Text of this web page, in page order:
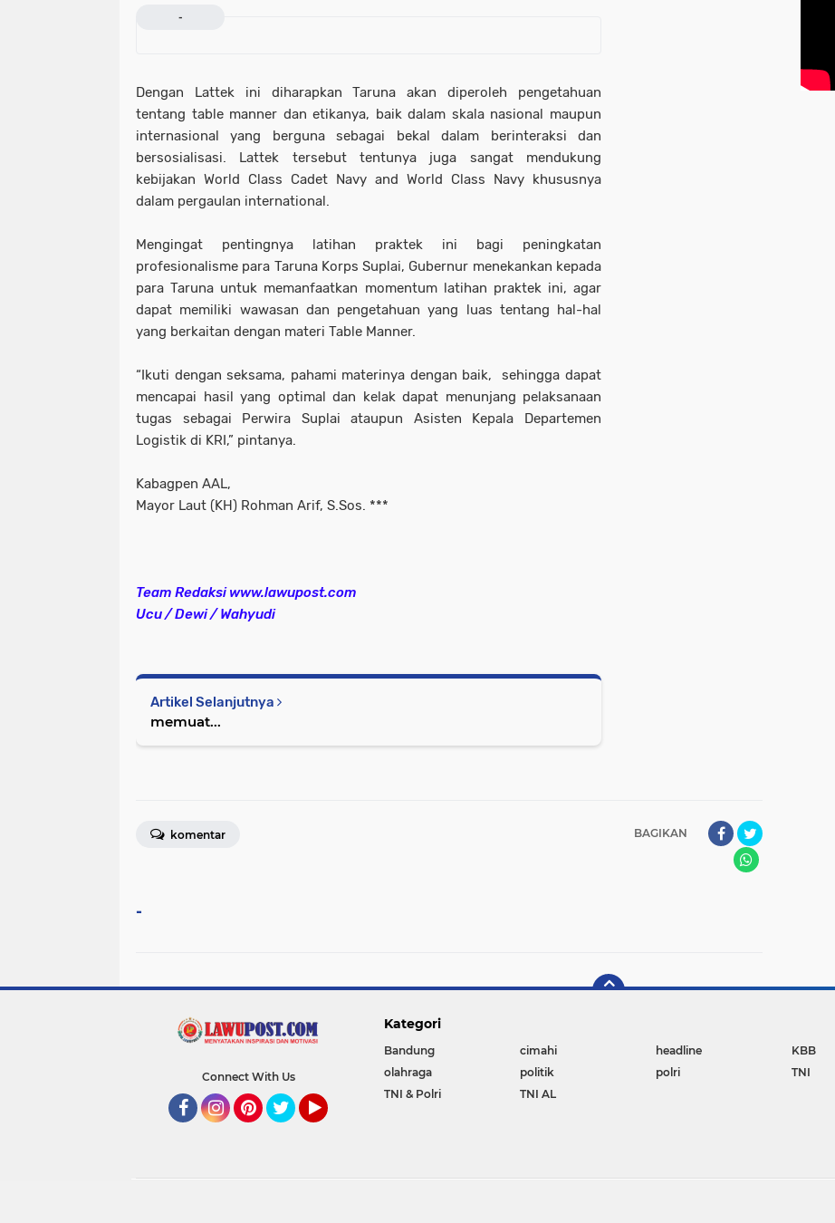
-
Dengan Lattek ini diharapkan Taruna akan diperoleh pengetahuan
tentang table manner dan etikanya, baik dalam skala nasional maupun
internasional yang berguna sebagai bekal dalam berinteraksi dan
bersosialisasi. Lattek tersebut tentunya juga sangat mendukung
kebijakan World Class Cadet Navy and World Class Navy khususnya
dalam pergaulan international.
Mengingat pentingnya latihan praktek ini bagi peningkatan
profesionalisme para Taruna Korps Suplai, Gubernur menekankan kepada
para Taruna untuk memanfaatkan momentum latihan praktek ini, agar
dapat memiliki wawasan dan pengetahuan yang luas tentang hal-hal
yang berkaitan dengan materi Table Manner.
“Ikuti dengan seksama, pahami materinya dengan baik, sehingga dapat
mencapai hasil yang optimal dan kelak dapat menunjang pelaksanaan
tugas sebagai Perwira Suplai ataupun Asisten Kepala Departemen
Logistik di KRI,” pintanya.
Kabagpen AAL,
Mayor Laut (KH) Rohman Arif, S.Sos. ***
Team Redaksi www.lawupost.com
Ucu / Dewi / Wahyudi
Artikel Selanjutnya
memuat...
BAGIKAN
komentar
-
Connect With Us
Kategori
Bandung cimahi headline
KBB
olahraga
politik polri
TNI
TNI & Polri
TNI AL